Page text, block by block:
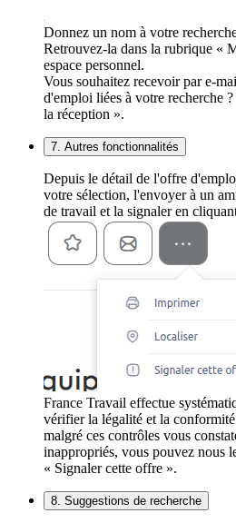
Donnez un nom à votre
Retrouvez-la dans la rubrique «
espace personnel.
Vous souhaitez recevoir par e-
d'emploi liées à votre recherche
la réception ».
7. Autres fonctionnalités
Depuis le détail de l'offre
votre sélection, l'envoyer à un
de travail et la signaler en
France Travail effectue
vérifier la légalité et la
malgré ces contrôles vous
inappropriés, vous pouvez nous
« Signaler cette offre ».
8. Suggestions de recherche